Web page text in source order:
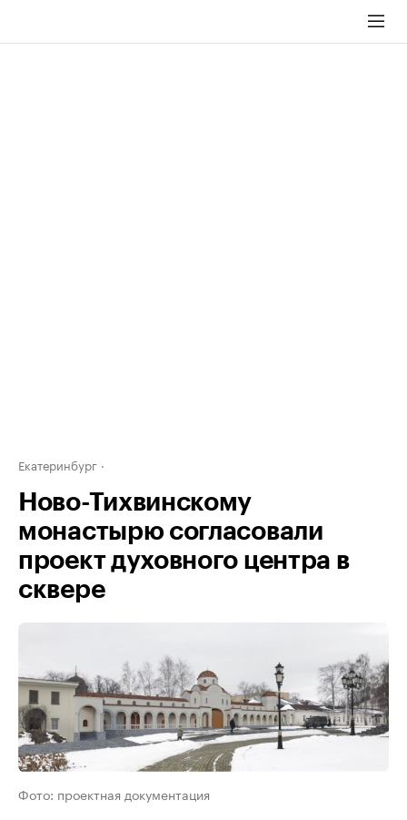
Екатеринбург
Ново-Тихвинскому
монастырю согласовали
проект духовного центра в
сквере
Фото: проектная документация